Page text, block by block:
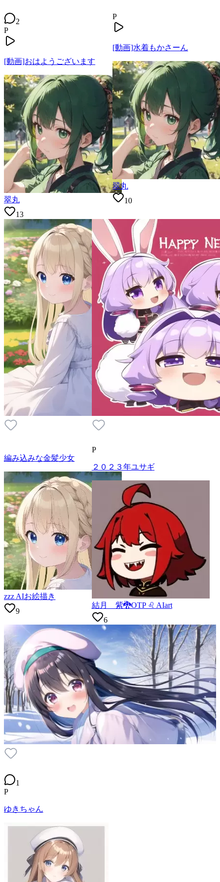
2
P
[動画]おはようございます
翠丸
13
P
[動画]水着もかさーん
翠丸
10
編み込みな金髪少女
zzz AIお絵描き
9
P
２０２３年ユサギ
結月 紫🐉OTP ♌ AIart
6
1
P
ゆきちゃん